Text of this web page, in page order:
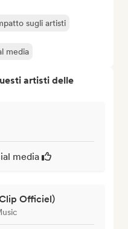
sugli artisti
media
artisti delle
media
Officiel)